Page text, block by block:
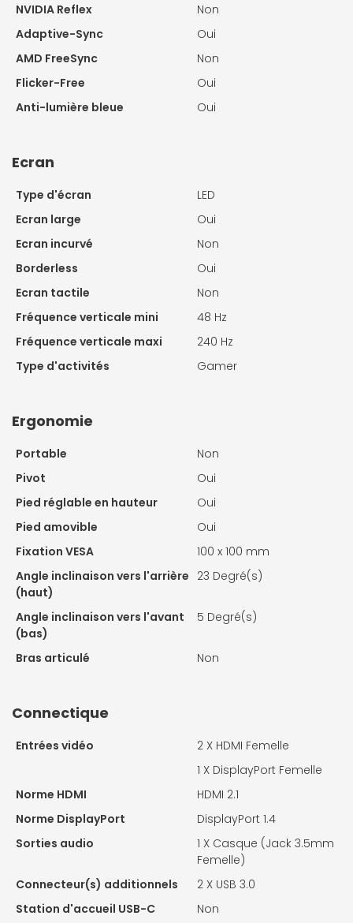
NVIDIA Reflex
Non
Adaptive-Sync
Oui
AMD FreeSync
Non
Flicker-Free
Oui
Anti-lumière bleue
Oui
Ecran
Type d'écran
LED
Ecran large
Oui
Ecran incurvé
Non
Borderless
Oui
Ecran tactile
Non
Fréquence verticale mini
48 Hz
Fréquence verticale maxi
240 Hz
Type d'activités
Gamer
Ergonomie
Portable
Non
Pivot
Oui
Pied réglable en hauteur
Oui
Pied amovible
Oui
Fixation VESA
100 x 100 mm
Angle inclinaison vers l'arrière
(haut)
23 Degré(s)
Angle inclinaison vers l'avant
(bas)
5 Degré(s)
Bras articulé Non
Connectique
Entrées vidéo 2 X HDMI Femelle
1 X DisplayPort Femelle
Norme HDMI
HDMI 2.1
Norme DisplayPort
DisplayPort 1.4
Sorties audio
1 X Casque (Jack 3.5mm
Femelle)
Connecteur(s) additionnels
2 X USB 3.0
Station d'accueil USB-C
Non